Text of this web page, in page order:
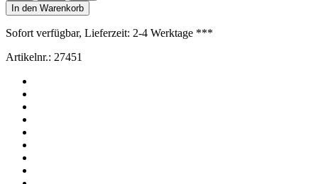
In den Warenkorb
Sofort verfügbar, Lieferzeit: 2-4 Werktage ***
Artikelnr.: 27451